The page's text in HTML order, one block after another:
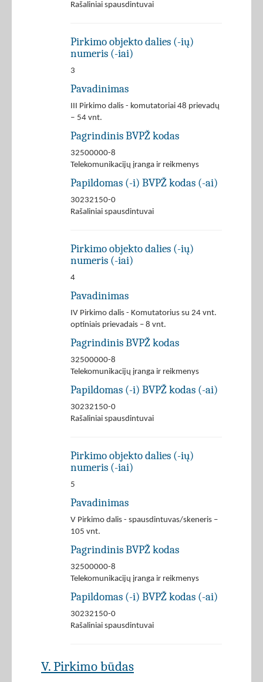
Rašaliniai spausdintuvai
Pirkimo objekto dalies (-ių)
numeris (-iai)
3
Pavadinimas
III Pirkimo dalis - komutatoriai 48 prievadų
‒ 54 vnt.
Pagrindinis BVPŽ kodas
32500000-8
Telekomunikacijų įranga ir reikmenys
Papildomas (-i) BVPŽ kodas (-ai)
30232150-0
Rašaliniai spausdintuvai
Pirkimo objekto dalies (-ių)
numeris (-iai)
4
Pavadinimas
IV Pirkimo dalis - Komutatorius su 24 vnt.
optiniais prievadais – 8 vnt.
Pagrindinis BVPŽ kodas
32500000-8
Telekomunikacijų įranga ir reikmenys
Papildomas (-i) BVPŽ kodas (-ai)
30232150-0
Rašaliniai spausdintuvai
Pirkimo objekto dalies (-ių)
numeris (-iai)
5
Pavadinimas
V Pirkimo dalis - spausdintuvas/skeneris –
105 vnt.
Pagrindinis BVPŽ kodas
32500000-8
Telekomunikacijų įranga ir reikmenys
Papildomas (-i) BVPŽ kodas (-ai)
30232150-0
Rašaliniai spausdintuvai
V. Pirkimo būdas